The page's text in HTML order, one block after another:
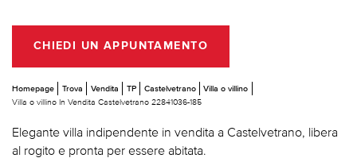
CHIEDI UN APPUNTAMENTO
Homepage Trova Vendita TP Castelvetrano
Villa o villino
Villa o villino In Vendita Castelvetrano 22841036-185
Elegante villa indipendente in vendita a Castelvetrano, libera
al rogito e pronta per essere abitata.